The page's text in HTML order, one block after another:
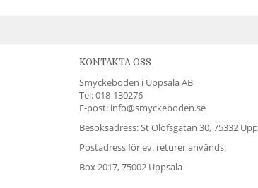
KONTAKTA OSS
Smyckeboden i Uppsala AB
Tel:018-130276
E-post: info@smyckeboden.se
Besöksadress: St Olofsgatan 30, 75332
Postadress för ev. returer används:
Box 2017, 75002 Uppsala